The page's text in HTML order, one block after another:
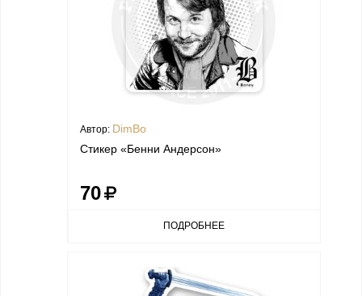
Автор: DimBo
Стикер «Бенни Андерсон»
70
ПОДРОБНЕЕ